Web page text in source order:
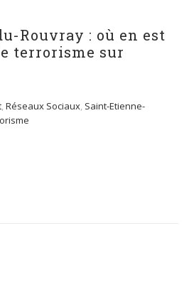
Rouvray : où en est
terrorisme sur
, Réseaux Sociaux, Saint-Etienne-